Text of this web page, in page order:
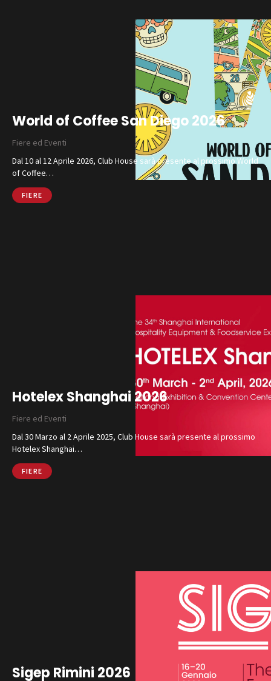
Catalogo
Finiture e Collezioni
Magazine
World of Coffee San Diego 2026
Fiere ed Eventi
Dal 10 al 12 Aprile 2026, Club House sarà presente al prossimo World
of Coffee…
FIERE
Hotelex Shanghai 2026
Fiere ed Eventi
Dal 30 Marzo al 2 Aprile 2025, Club House sarà presente al prossimo
Hotelex Shanghai…
FIERE
Sigep Rimini 2026